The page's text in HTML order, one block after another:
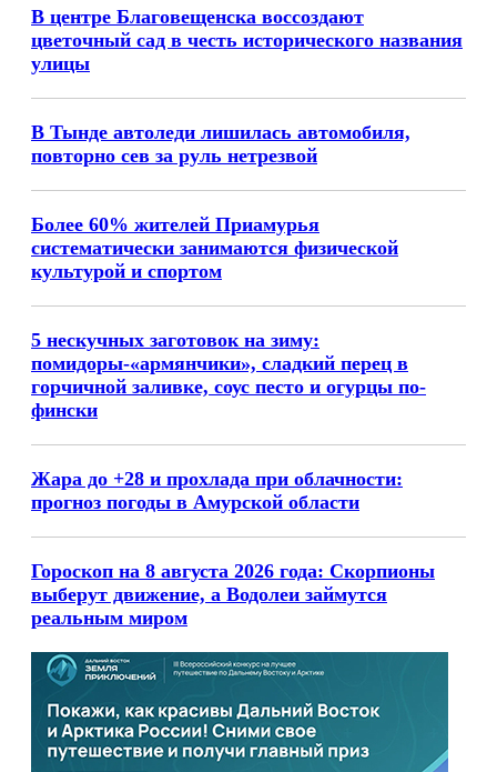
В центре Благовещенска воссоздают
цветочный сад в честь исторического названия
улицы
В Тынде автоледи лишилась автомобиля,
повторно сев за руль нетрезвой
Более 60% жителей Приамурья
систематически занимаются физической
культурой и спортом
5 нескучных заготовок на зиму:
помидоры-«армянчики», сладкий перец в
горчичной заливке, соус песто и огурцы по-
фински
Жара до +28 и прохлада при облачности:
прогноз погоды в Амурской области
Гороскоп на 8 августа 2026 года: Скорпионы
выберут движение, а Водолеи займутся
реальным миром